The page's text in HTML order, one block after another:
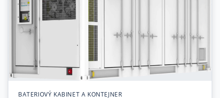
BATERIOVÝ KABINET A KONTEJNER